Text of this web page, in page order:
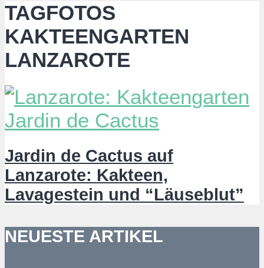
TAGFOTOS
KAKTEENGARTEN
LANZAROTE
Jardin de Cactus auf
Lanzarote: Kakteen,
Lavagestein und “Läuseblut”
NEUESTE ARTIKEL